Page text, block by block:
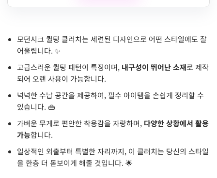
모던시크 퀼팅 클러치는 세련된 디자인으로 어떤 스타일에도 잘
어울립니다. ✨
고급스러운 퀼팅 패턴이 특징이며, 내구성이 뛰어난 소재로 제작
되어 오랜 사용이 가능합니다.
넉넉한 수납 공간을 제공하여, 필수 아이템을 손쉽게 정리할 수
있습니다. 👜
가벼운 무게로 편안한 착용감을 자랑하며, 다양한 상황에서 활용
가능합니다.
일상적인 외출부터 특별한 자리까지, 이 클러치는 당신의 스타일
을 한층 더 돋보이게 해줄 것입니다. 🌟